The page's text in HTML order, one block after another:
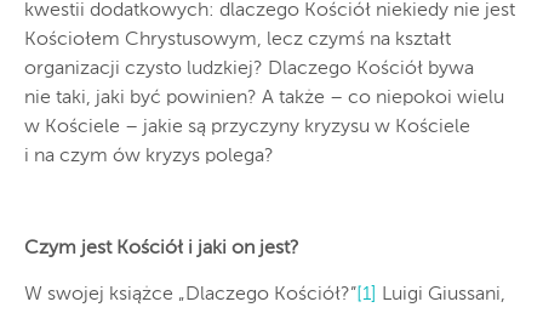
kwestii dodatkowych: dlaczego Kościół niekiedy nie jest
Kościołem Chrystusowym, lecz czymś na kształt
organizacji czysto ludzkiej? Dlaczego Kościół bywa
nie taki, jaki być powinien? A także – co niepokoi wielu
w Kościele – jakie są przyczyny kryzysu w Kościele
i na czym ów kryzys polega?
Czym jest Kościół i jaki on jest?
W swojej książce „Dlaczego Kościół?” [1]
Luigi Giussani,